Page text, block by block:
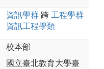
資訊學群 跨 工程學群
資訊工程學類
校本部
國立臺北教育大學臺